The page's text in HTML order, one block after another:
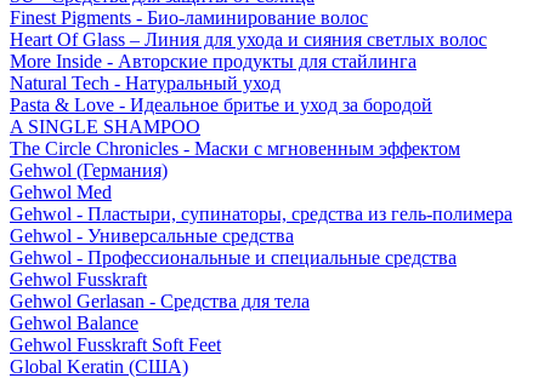
Finest Pigments - Био-ламинирование волос
Heart Of Glass – Линия для ухода и сияния светлых волос
More Inside - Авторские продукты для стайлинга
Natural Tech - Натуральный уход
Pasta & Love - Идеальное бритье и уход за бородой
A SINGLE SHAMPOO
The Circle Chronicles - Маски с мгновенным эффектом
Gehwol (Германия)
Gehwol Med
Gehwol - Пластыри, супинаторы, средства из гель-полимера
Gehwol - Универсальные средства
Gehwol - Профессиональные и специальные средства
Gehwol Fusskraft
Gehwol Gerlasan - Средства для тела
Gehwol Balance
Gehwol Fusskraft Soft Feet
Global Keratin (США)